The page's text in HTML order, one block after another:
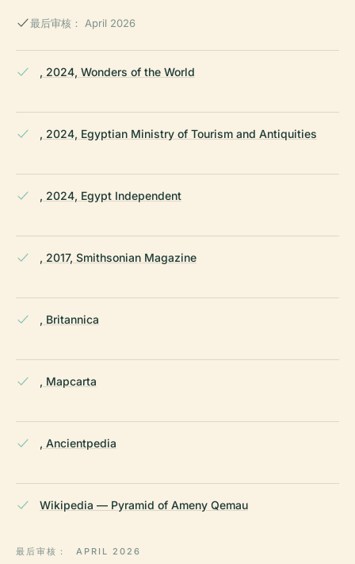
最后审核： April 2026
, 2024, Wonders of the World
, 2024, Egyptian Ministry of Tourism and Antiquities
, 2024, Egypt Independent
, 2017, Smithsonian Magazine
, Britannica
, Mapcarta
, Ancientpedia
Wikipedia — Pyramid of Ameny Qemau
最后审核： APRIL 2026